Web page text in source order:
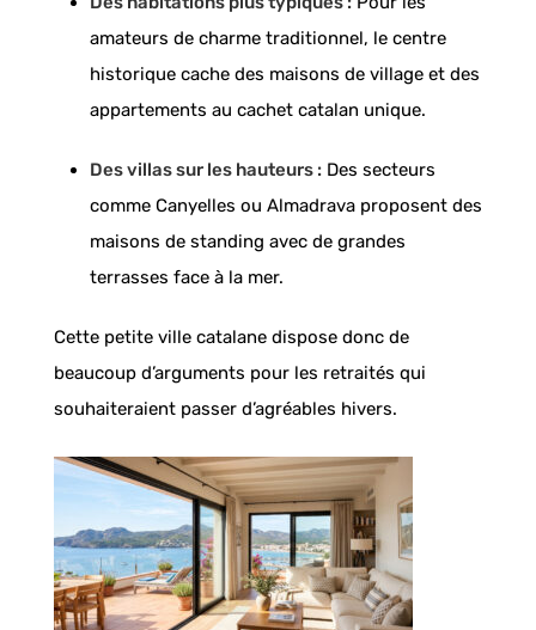
amateurs de charme traditionnel, le centre
historique cache des maisons de village et des
appartements au cachet catalan unique.
Des villas sur les hauteurs : Des secteurs
comme Canyelles ou Almadrava proposent des
maisons de standing avec de grandes
terrasses face à la mer.
Cette petite ville catalane dispose donc de
beaucoup d’arguments pour les retraités qui
souhaiteraient passer d’agréables hivers.